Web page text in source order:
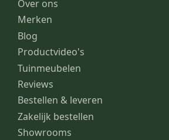
Over ons
Merken
Blog
Productvideo's
Tuinmeubelen
Reviews
Bestellen & leveren
Zakelijk bestellen
Showrooms